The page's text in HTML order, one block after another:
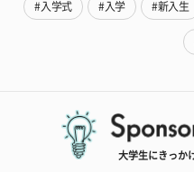
#入学式 #入学 #新入生
大学生にきっか